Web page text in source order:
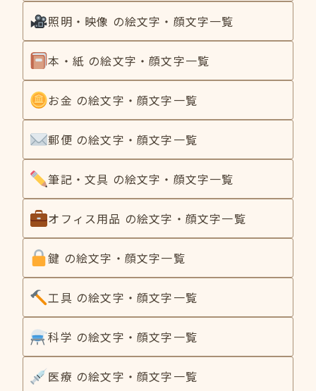
照明・映像 の絵文字・顔文字一覧
本・紙 の絵文字・顔文字一覧
お金 の絵文字・顔文字一覧
郵便 の絵文字・顔文字一覧
筆記・文具 の絵文字・顔文字一覧
オフィス用品 の絵文字・顔文字一覧
鍵 の絵文字・顔文字一覧
工具 の絵文字・顔文字一覧
科学 の絵文字・顔文字一覧
医療 の絵文字・顔文字一覧